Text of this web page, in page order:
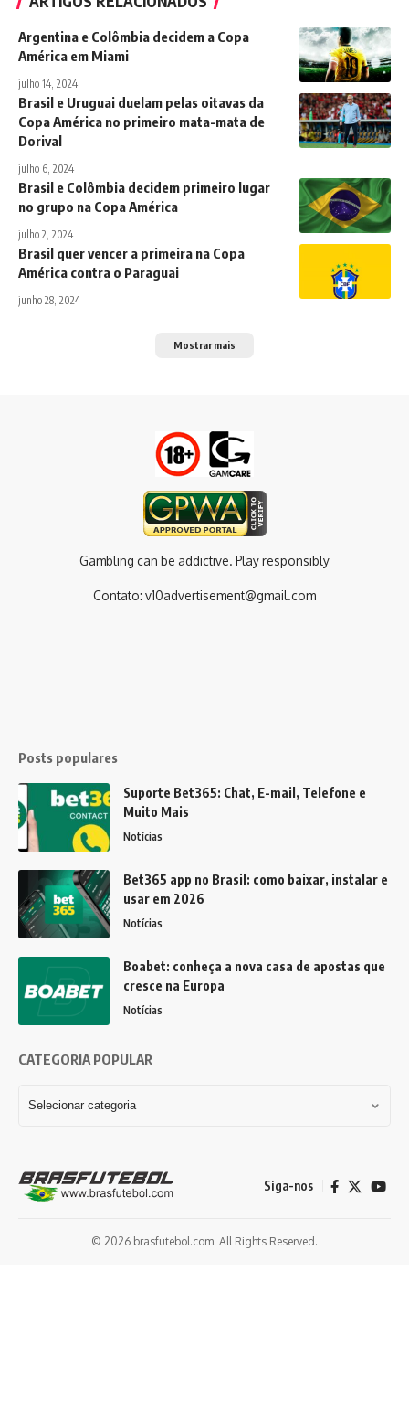
Argentina e Colômbia decidem a Copa
América em Miami
julho 14, 2024
Brasil e Uruguai duelam pelas oitavas da
Copa América no primeiro mata-mata de
Dorival
julho 6, 2024
Brasil e Colômbia decidem primeiro lugar
no grupo na Copa América
julho 2, 2024
Brasil quer vencer a primeira na Copa
América contra o Paraguai
junho 28, 2024
Mostrar mais
Gambling can be addictive. Play responsibly
Contato: v10advertisement@gmail.com
Posts populares
Suporte Bet365: Chat, E-mail, Telefone e
Muito Mais
Notícias
Bet365 app no Brasil: como baixar, instalar e
usar em 2026
Notícias
Boabet: conheça a nova casa de apostas que
cresce na Europa
Notícias
CATEGORIA POPULAR
Siga-nos
© 2026 brasfutebol.com. All Rights Reserved.